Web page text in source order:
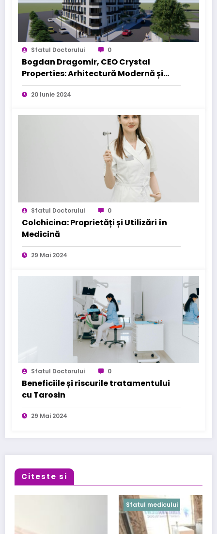
Sfatul Doctorului 0
Bogdan Dragomir, CEO Crystal
Properties: Arhitectură Modernă și
Materiale Durabile pentru Viitor
20 Iunie 2024
Sfatul Doctorului 0
Colchicina: Proprietăți și Utilizări în
Medicină
29 Mai 2024
Sfatul Doctorului 0
Beneficiile și riscurile tratamentului
cu Tarosin
29 Mai 2024
Citeste si